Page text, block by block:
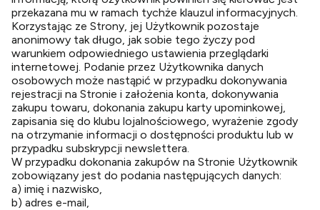
przekazana mu w ramach tychże klauzul informacyjnych.
Korzystając ze Strony, jej Użytkownik pozostaje
anonimowy tak długo, jak sobie tego życzy pod
warunkiem odpowiedniego ustawienia przeglądarki
internetowej. Podanie przez Użytkownika danych
osobowych może nastąpić w przypadku dokonywania
rejestracji na Stronie i założenia konta, dokonywania
zakupu towaru, dokonania zakupu karty upominkowej,
zapisania się do klubu lojalnościowego, wyrażenie zgody
na otrzymanie informacji o dostępności produktu lub w
przypadku subskrypcji newslettera.
W przypadku dokonania zakupów na Stronie Użytkownik
zobowiązany jest do podania następujących danych:
a) imię i nazwisko,
b) adres e-mail,